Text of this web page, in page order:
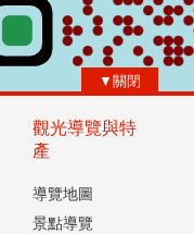
▼關閉
觀光導覽與特
產
導覽地圖
景點導覽